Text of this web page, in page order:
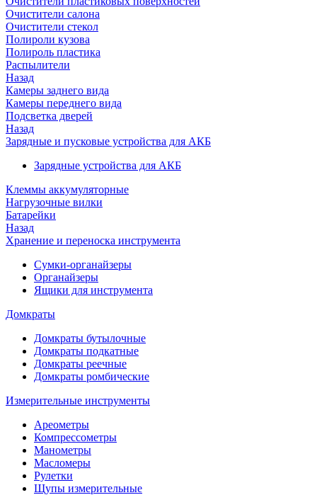
Очистители салона
Очистители стекол
Полироли кузова
Полироль пластика
Распылители
Назад
Камеры заднего вида
Камеры переднего вида
Подсветка дверей
Назад
Зарядные и пусковые устройства для АКБ
Зарядные устройства для АКБ
Клеммы аккумуляторные
Нагрузочные вилки
Батарейки
Назад
Хранение и переноска инструмента
Сумки-органайзеры
Органайзеры
Ящики для инструмента
Домкраты
Домкраты бутылочные
Домкраты подкатные
Домкраты реечные
Домкраты ромбические
Измерительные инструменты
Ареометры
Компрессометры
Манометры
Масломеры
Рулетки
Щупы измерительные